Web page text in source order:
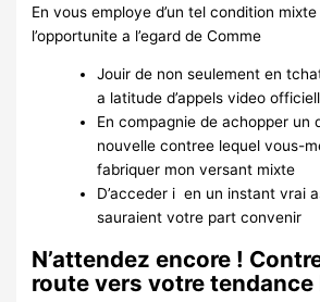
En vous employe d’un tel condition
l’opportunite a l’egard de Comme
Jouir de non seulement en
a latitude d’appels video
En compagnie de achopper un
nouvelle contree lequel vous-
fabriquer mon versant mixte
D’acceder i en un instant vrai
sauraient votre part convenir
N’attendez encore !
route vers votre